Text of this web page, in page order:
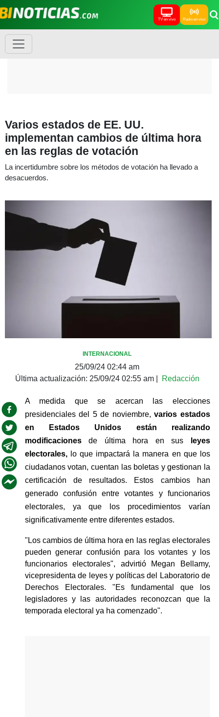
TV en vivo Radio en vivo
Varios estados de EE. UU.
implementan cambios de última hora
en las reglas de votación
La incertidumbre sobre los métodos de votación ha llevado a
desacuerdos.
INTERNACIONAL
25/09/24 02:44 am
Última actualización: 25/09/24 02:55 am| Redacción
A medida que se acercan las elecciones
presidenciales del 5 de noviembre, varios estados
en Estados Unidos están realizando
modificaciones de última hora en sus
leyes
electorales, lo que impactará la manera en que los
ciudadanos votan, cuentan las boletas y gestionan la
certificación de resultados. Estos cambios han
generado confusión entre votantes y funcionarios
electorales, ya que los procedimientos varían
significativamente entre diferentes estados.
" Los cambios de última hora en las reglas electorales
pueden generar confusión para los votantes y los
funcionarios electorales", advirtió Megan Bellamy,
vicepresidenta de leyes y políticas del Laboratorio de
Derechos Electorales. "Es fundamental que los
legisladores y las autoridades reconozcan que la
temporada electoral ya ha comenzado".